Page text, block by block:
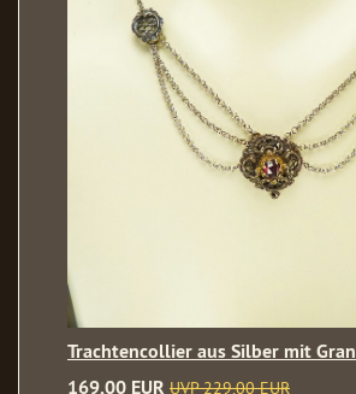
Trachtencollier aus Silber mit
169,00 EUR UVP 229,00 EUR